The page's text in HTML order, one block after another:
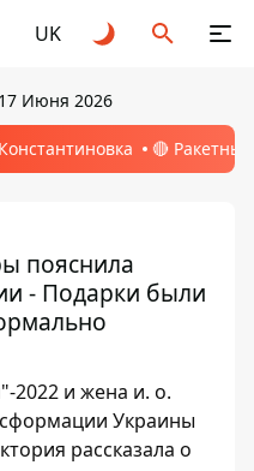
UK
Июня 2026
🔴
пояснила
- Подарки были
2022 и жена и. о.
Украины
рассказала о